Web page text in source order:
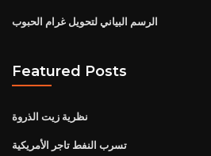
الرسم البياني لتحويل غرام الحبوب
Featured Posts
نظرية زيت الذروة
تسرب النفط تاجر الأمريكية